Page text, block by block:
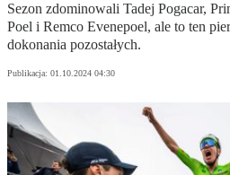
Sezon zdominowali Tadej Pogacar,
Poel i Remco Evenepoel, ale to ten
dokonania pozostałych.
Publikacja: 01.10.2024 04:30